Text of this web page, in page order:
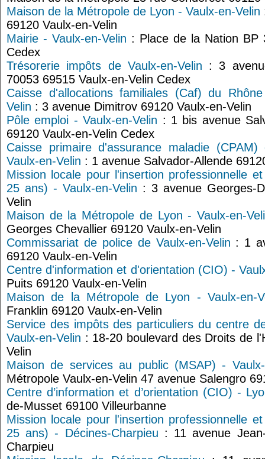
Maison de la Métropole de Lyon - Vaulx-en-Velin
69120 Vaulx-en-Velin
Mairie - Vaulx-en-Velin : Place de la Nation BP
Cedex
Trésorerie impôts de Vaulx-en-Velin : 3
70053 69515 Vaulx-en-Velin Cedex
Caisse d'allocations familiales (Caf) du
Velin : 3 avenue Dimitrov 69120 Vaulx-en-Velin
Pôle emploi - Vaulx-en-Velin : 1 bis avenue
69120 Vaulx-en-Velin Cedex
Caisse primaire d'assurance maladie
Vaulx-en-Velin : 1 avenue Salvador-Allende
Mission locale pour l'insertion professionnelle
25 ans) - Vaulx-en-Velin : 3 avenue Georges-
Velin
Maison de la Métropole de Lyon - Vaulx-en-
Georges Chevallier 69120 Vaulx-en-Velin
Commissariat de police de Vaulx-en-Velin : 1
69120 Vaulx-en-Velin
Centre d'information et d'orientation (CIO) -
Puits 69120 Vaulx-en-Velin
Maison de la Métropole de Lyon - Vaulx-en-
Franklin 69120 Vaulx-en-Velin
Service des impôts des particuliers du centre
Vaulx-en-Velin : 18-20 boulevard des Droits de
Velin
Maison de services au public (MSAP) - Vaulx-
Métropole Vaulx-en-Velin 47 avenue Salengro
Centre d’information et d’orientation (CIO) -
de-Musset 69100 Villeurbanne
Mission locale pour l'insertion professionnelle
25 ans) - Décines-Charpieu : 11 avenue
Charpieu